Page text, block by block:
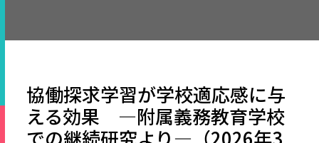
協働探求学習が学校適応感に与
える効果 ―附属義務教育学校
での継続研究より―（2026年3